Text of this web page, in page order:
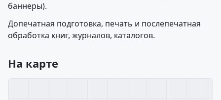
баннеры).
Допечатная подготовка, печать и послепечатная
обработка книг, журналов, каталогов.
На карте